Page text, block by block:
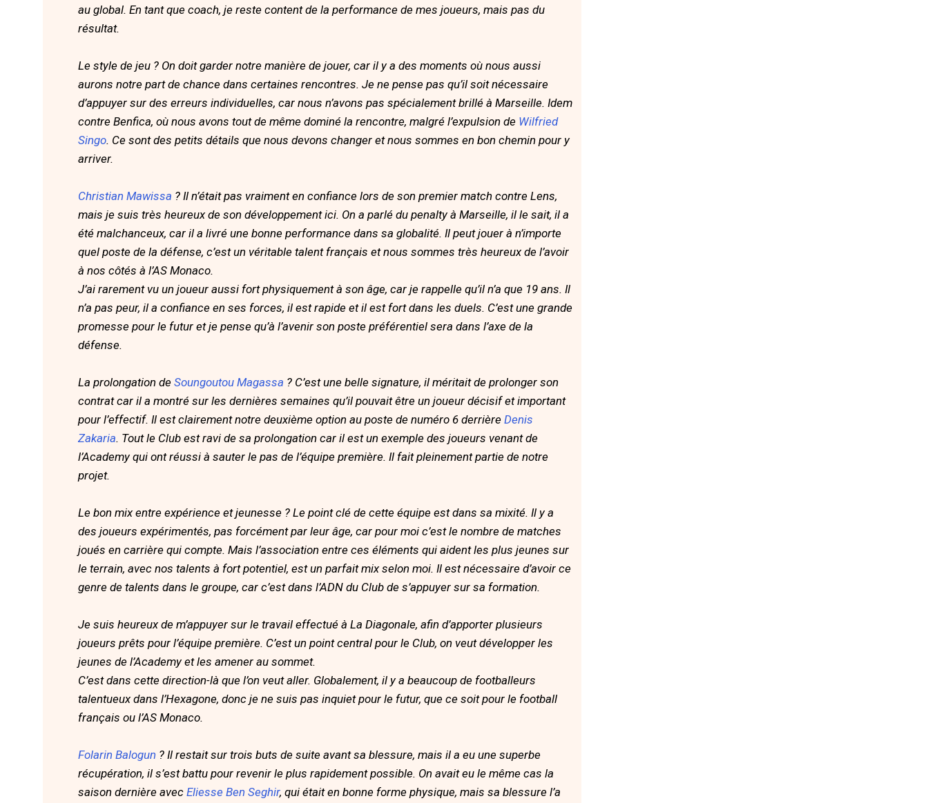
au global. En tant que coach, je reste content de la performance de mes joueurs, mais pas du
résultat.
Le style de jeu ? On doit garder notre manière de jouer, car il y a des moments où nous aussi
aurons notre part de chance dans certaines rencontres. Je ne pense pas qu’il soit nécessaire
d’appuyer sur des erreurs individuelles, car nous n’avons pas spécialement brillé à Marseille. Idem
contre Benfica, où nous avons tout de même dominé la rencontre, malgré l’expulsion de Wilfried
Singo. Ce sont des petits détails que nous devons changer et nous sommes en bon chemin pour y
arriver.
Christian Mawissa ? Il n’était pas vraiment en confiance lors de son premier match contre Lens,
mais je suis très heureux de son développement ici. On a parlé du penalty à Marseille, il le sait, il a
été malchanceux, car il a livré une bonne performance dans sa globalité. Il peut jouer à n’importe
quel poste de la défense, c’est un véritable talent français et nous sommes très heureux de l’avoir
à nos côtés à l’AS Monaco.
J’ai rarement vu un joueur aussi fort physiquement à son âge, car je rappelle qu’il n’a que 19 ans. Il
n’a pas peur, il a confiance en ses forces, il est rapide et il est fort dans les duels. C’est une grande
promesse pour le futur et je pense qu’à l’avenir son poste préférentiel sera dans l’axe de la
défense.
La prolongation de Soungoutou Magassa ? C’est une belle signature, il méritait de prolonger son
contrat car il a montré sur les dernières semaines qu’il pouvait être un joueur décisif et important
pour l’effectif. Il est clairement notre deuxième option au poste de numéro 6 derrière Denis
Zakaria. Tout le Club est ravi de sa prolongation car il est un exemple des joueurs venant de
l’Academy qui ont réussi à sauter le pas de l’équipe première. Il fait pleinement partie de notre
projet.
Le bon mix entre expérience et jeunesse ? Le point clé de cette équipe est dans sa mixité. Il y a
des joueurs expérimentés, pas forcément par leur âge, car pour moi c’est le nombre de matches
joués en carrière qui compte. Mais l’association entre ces éléments qui aident les plus jeunes sur
le terrain, avec nos talents à fort potentiel, est un parfait mix selon moi. Il est nécessaire d’avoir ce
genre de talents dans le groupe, car c’est dans l’ADN du Club de s’appuyer sur sa formation.
Je suis heureux de m’appuyer sur le travail effectué à La Diagonale, afin d’apporter plusieurs
joueurs prêts pour l’équipe première. C’est un point central pour le Club, on veut développer les
jeunes de l’Academy et les amener au sommet.
C’est dans cette direction-là que l’on veut aller. Globalement, il y a beaucoup de footballeurs
talentueux dans l’Hexagone, donc je ne suis pas inquiet pour le futur, que ce soit pour le football
français ou l’AS Monaco.
Folarin Balogun ? Il restait sur trois buts de suite avant sa blessure, mais il a eu une superbe
récupération, il s’est battu pour revenir le plus rapidement possible. On avait eu le même cas la
saison dernière avec Eliesse Ben Seghir, qui était en bonne forme physique, mais sa blessure l’a